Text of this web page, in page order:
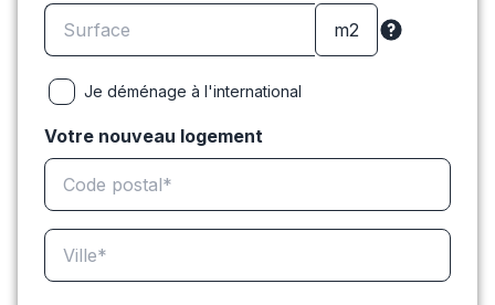
Je déménage à l'international
Votre nouveau logement